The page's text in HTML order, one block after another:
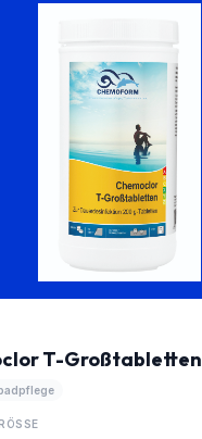
T-Großtabletten